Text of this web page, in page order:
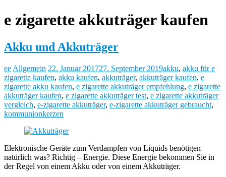
e zigarette akkuträger kaufen
Akku und Akkuträger
ee Allgemein 22. Januar 201727. September 2019akku, akku für e
zigarette kaufen, akku kaufen, akkuträger, akkuträger kaufen, e
zigarette akku kaufen, e zigarette akkuträger empfehlung, e zigarette
akkuträger kaufen, e zigarette akkuträger test, e zigarette akkuträger
vergleich, e-zigarette akkuträger, e-zigarette akkuträger gebraucht,
kommunionkerzen
Elektronische Geräte zum Verdampfen von Liquids benötigen
natürlich was? Richtig – Energie. Diese Energie bekommen Sie in
der Regel von einem Akku oder von einem Akkuträger.